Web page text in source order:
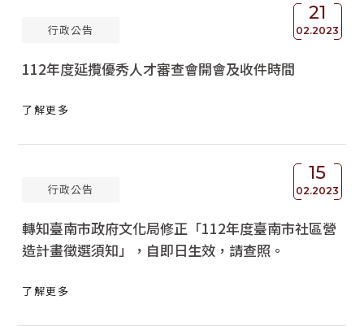
21
02.2023
行政公告
112年度延攬優秀人才審查會開會及收件時間
了解更多
15
02.2023
行政公告
轉知臺南市政府文化局修正「112年度臺南市社區營
造計畫徵選須知」，自即日生效，請查照。
了解更多